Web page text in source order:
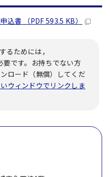
込書 （PDF 593.5 KB）
るためには，
要です。お持ちでない方
ロード（無償）してくだ
ウィンドウでリンクしま